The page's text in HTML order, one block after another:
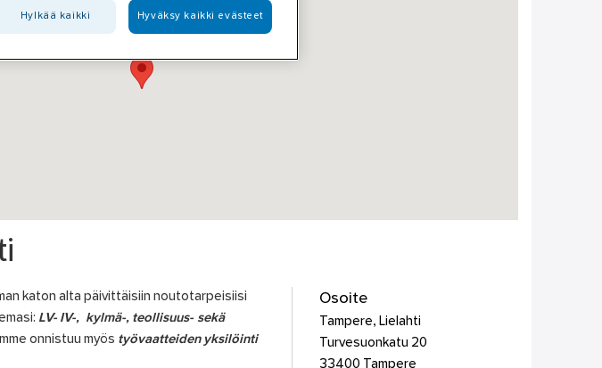
Osoite
Tampere, Lielahti
Turvesuonkatu 20
33400
Tampere
katon alta päivittäisiin noutotarpeisiisi
LV- IV-, kylmä-, teollisuus- sekä
onnistuu myös työvaatteiden yksilöinti
Hylkää kaikki Hyväksy kaikki evästeet